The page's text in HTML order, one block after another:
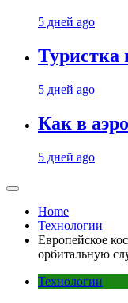
5 дней ago
Туристка
5 дней ago
Как в
5 дней ago
Home
Технологии
Европейское
орбитальную
Технологии